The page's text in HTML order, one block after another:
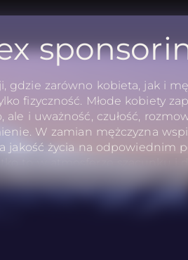
gdzie zarówno kobieta, jak i
fizyczność. Młode kobiety
ale i uważność, czułość,
W zamian mężczyzna
jakość życia na odpowiednim